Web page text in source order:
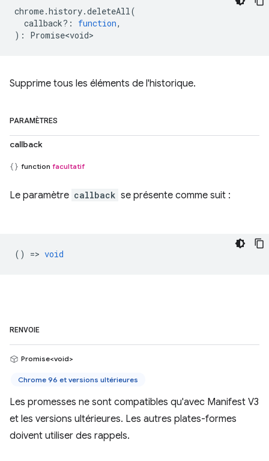
chrome.history.deleteAll(
callback? : function,
) : Promise<void>
Supprime tous les éléments de l'historique.
PARAMÈTRES
callback
function facultatif
Le paramètre callback se présente comme suit :
() => void
RENVOIE
Promise<void>
Chrome 96 et versions ultérieures
Les promesses ne sont compatibles qu'avec Manifest V3
et les versions ultérieures. Les autres plates-formes
doivent utiliser des rappels.